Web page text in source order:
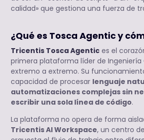
calidad» que gestiona una fuerza de
¿Qué es Tosca Agentic y
Tricentis Tosca Agentic es el
primera plataforma líder de Ingeniería
extremo a extremo. Su
capacidad de procesar lenguaje
automatizaciones complejas sin
escribir una sola línea de código.
La plataforma no opera de forma
Tricentis AI Workspace, un centro